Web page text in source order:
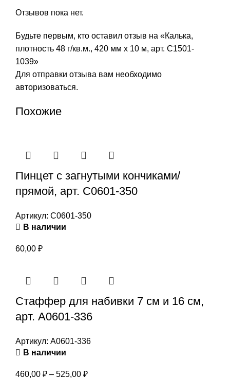
Отзывов пока нет.
Будьте первым, кто оставил отзыв на «Калька,
плотность 48 г/кв.м., 420 мм х 10 м, арт. С1501-
1039»
Для отправки отзыва вам необходимо
авторизоваться.
Похожие
Пинцет с загнутыми кончиками/
прямой, арт. С0601-350
Артикул: С0601-350
В наличии
60,00 ₽
Стаффер для набивки 7 см и 16 см,
арт. А0601-336
Артикул: А0601-336
В наличии
460,00 ₽ – 525,00 ₽Диапазон